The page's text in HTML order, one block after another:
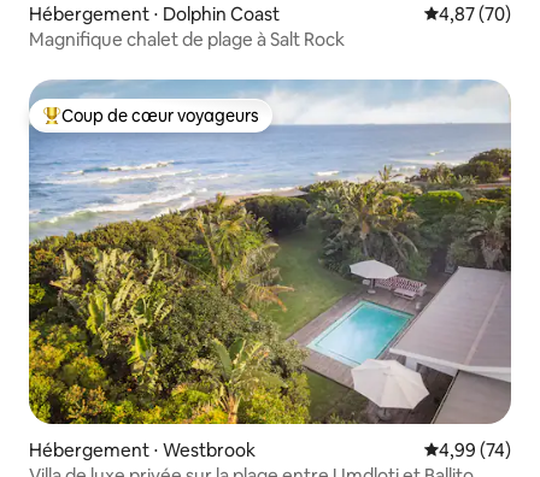
Hébergement ⋅ Dolphin Coast Évaluation
4,87 (70)
Magnifique chalet de plage à Salt Rock
Coups de cœur voyageurs les plus appréciés
Coup de cœur voyageurs
Hébergement ⋅ Westbrook Évaluation
4,99 (74)